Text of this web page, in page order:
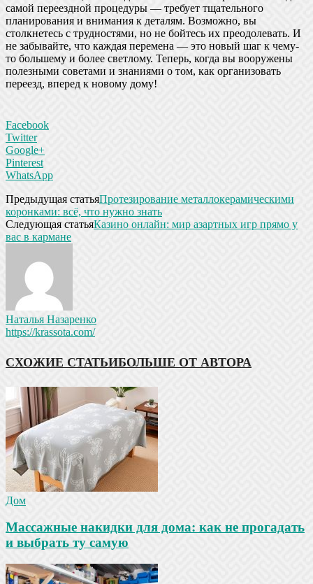
самой переездной процедуры — требует тщательного
планирования и внимания к деталям. Возможно, вы
столкнетесь с трудностями, но не бойтесь их преодолевать. И
не забывайте, что каждая перемена — это новый шаг к чему-
то большему и более светлому. Теперь, когда вы вооружены
полезными советами и знаниями о том, как организовать
переезд, вперед к новому дому!
Facebook
Twitter
Google+
Pinterest
WhatsApp
Предыдущая статьяПротезирование металлокерамическими
коронками: всё, что нужно знать
Следующая статьяКазино онлайн: мир азартных игр прямо у
вас в кармане
Наталья Назаренко
https://krassota.com/
СХОЖИЕ СТАТЬИБОЛЬШЕ ОТ АВТОРА
Дом
Массажные накидки для дома: как не прогадать
и выбрать ту самую